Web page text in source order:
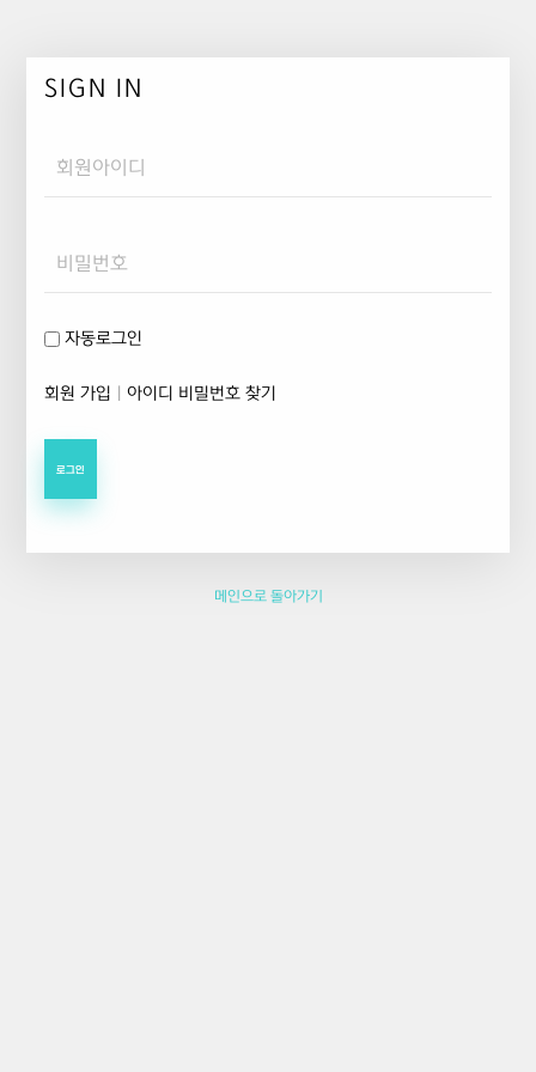
SIGN IN
자동로그인
회원 가입 |아이디 비밀번호 찾기
메인으로 돌아가기